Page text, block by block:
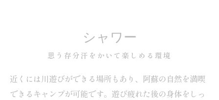
シャワー
思う存分汗をかいて楽しめる環境
近くには川遊びができる場所もあり、阿蘇の自然を満喫
できるキャンプが可能です。遊び疲れた後の身体をしっ